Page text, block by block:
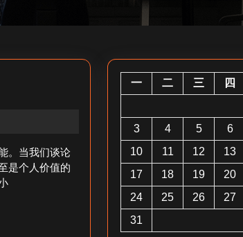
。当我们谈论
是个人价值的
一 二 三 四
3
4 5 6
10
11 12 13
17
18 19 20
24
25 26 27
31